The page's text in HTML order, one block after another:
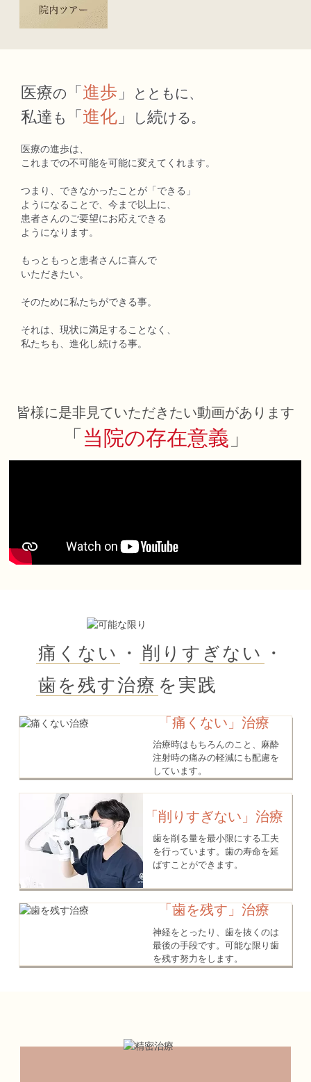
医療の 「進歩 」 とともに、
私達 も 「進化 」 し続ける。
医療の進歩は、
これまでの不可能を可能に変えてくれます。
つまり、できなかったことが「できる」
ようになることで、今まで以上に、
患者さんのご要望にお応えできる
ようになります。
もっともっと患者さんに喜んで
いただきたい。
そのために私たちができる事。
それは、現状に満足することなく、
私たちも、進化し続ける事。
皆様に是非見ていただきたい動画があります
「 当院の存在意義 」
痛くない ・ 削りすぎない
・
歯を残す治療 を実践
「痛くない」治療
治療時はもちろんのこと、麻酔
注射時の痛みの軽減にも配慮を
しています。
「削りすぎない」治療
歯を削る量を最小限にする工夫
を行っています。歯の寿命を延
ばすことができます。
「歯を残す」治療
神経をとったり、歯を抜くのは
最後の手段です。可能な限り歯
を残す努力をします。